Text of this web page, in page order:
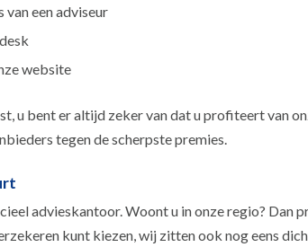
van een adviseur
website
u bent er altijd zeker van dat u profiteert van
tegen de scherpste premies.
advieskantoor. Woont u in onze regio? Dan
kunt kiezen, wij zitten ook nog eens